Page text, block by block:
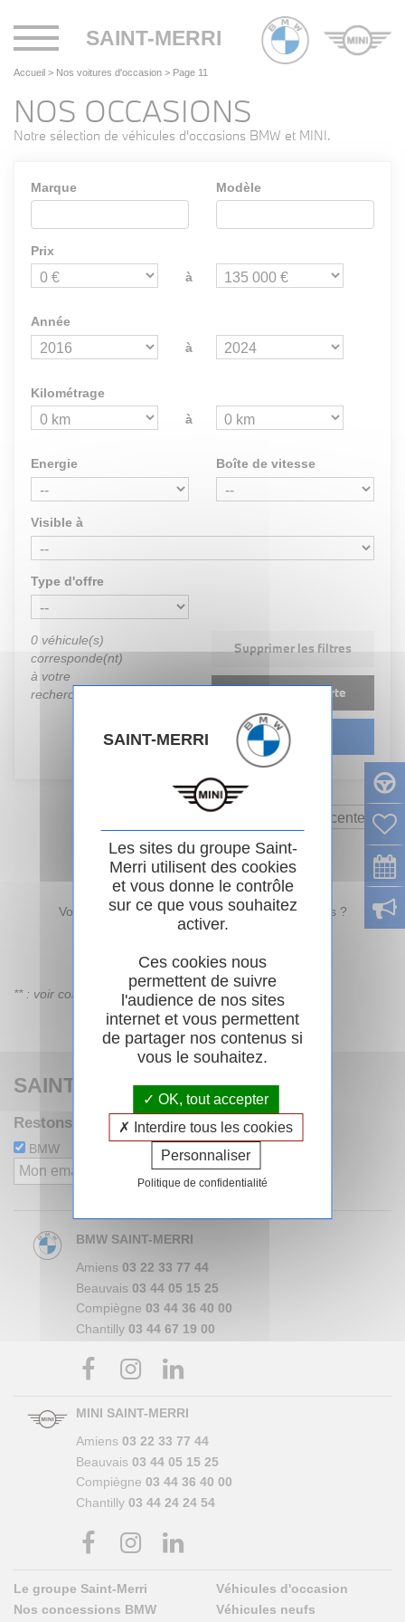
SAINT-MERRI
Toggle
navigation
Accueil > Nos voitures d'occasion > Page 11
NOS OCCASIONS
Notre sélection de véhicules d'occasions BMW et MINI.
Marque Modèle
Prix
à
Année
à
Kilométrage
à
Energie Boîte de vitesse
Visible à
Type d'offre
0 véhicule(s)
corresponde(nt)
à votre
recherche
Supprimer les filtres
Créer une alerte
Rechercher
Vous souhaitez recevoir nos nouveaux véhicules ?
** : voir conditions sur la fiche du véhicule
SAINT-MERRI
Restons en contact avec la newsletter
BMW
M'inscrire
BMW SAINT-MERRI
Amiens 03 22 33 77 44
Beauvais 03 44 05 15 25
Compiègne 03 44 36 40 00
Chantilly 03 44 67 19 00
MINI SAINT-MERRI
Amiens 03 22 33 77 44
Beauvais 03 44 05 15 25
Compiègne 03 44 36 40 00
Chantilly 03 44 24 24 54
Le groupe Saint-Merri
Nos concessions BMW
Véhicules d'occasion
Véhicules neufs
SAINT-MERRI
Les sites du groupe Saint-
Merri utilisent des cookies
et vous donne le contrôle
sur ce que vous souhaitez
activer.
Ces cookies nous
permettent de suivre
l'audience de nos sites
internet et vous permettent
de partager nos contenus si
vous le souhaitez.
OK, tout accepter
Interdire tous les cookies
Personnaliser
Politique de confidentialité